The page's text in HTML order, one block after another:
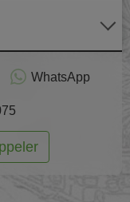
WhatsApp